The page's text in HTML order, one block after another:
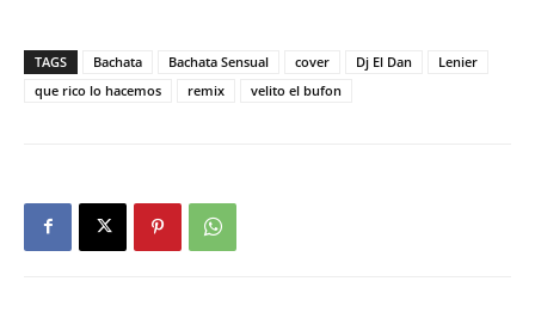
TAGS Bachata Bachata Sensual cover Dj El Dan
Lenier
que rico lo hacemos
remix velito el bufon